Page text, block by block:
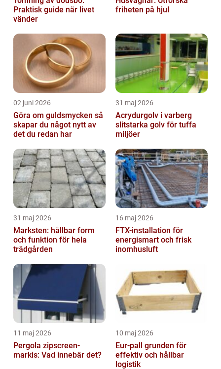
Praktisk guide när livet
vänder
friheten på hjul
02 juni 2026
Göra om guldsmycken så
skapar du något nytt av
det du redan har
31 maj 2026
Acrydurgolv i varberg
slitstarka golv för tuffa
miljöer
31 maj 2026
Marksten: hållbar form
och funktion för hela
trädgården
16 maj 2026
FTX-installation för
energismart och frisk
inomhusluft
11 maj 2026
Pergola zipscreen-
markis: Vad innebär det?
10 maj 2026
Eur-pall grunden för
effektiv och hållbar
logistik